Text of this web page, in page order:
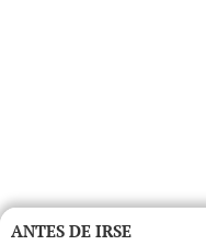
ANTES DE IRSE